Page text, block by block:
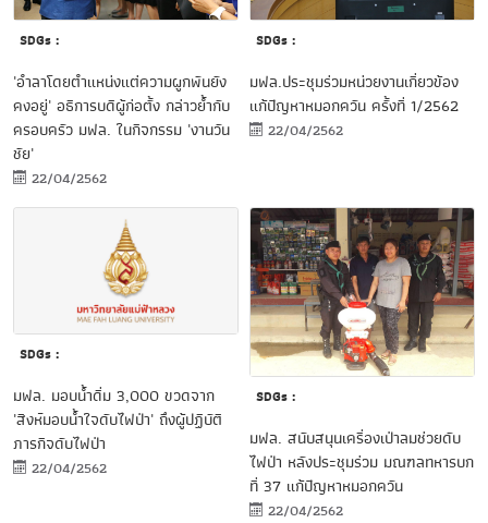
SDGs :
'อำลาโดยตำแหน่งแต่ความผูกพันยัง
คงอยู่' อธิการบดีผู้ก่อตั้ง กล่าวย้ำกับ
ครอบครัว มฟล. ในกิจกรรม 'งานวัน
ชัย'
22/04/2562
SDGs :
มฟล.ประชุมร่วมหน่วยงานเกี่ยวข้อง
แก้ปัญหาหมอกควัน ครั้งที่ 1/2562
22/04/2562
SDGs :
มฟล. มอบน้ำดื่ม 3,000 ขวดจาก
'สิงห์มอบน้ำใจดับไฟป่า' ถึงผู้ปฏิบัติ
ภารกิจดับไฟป่า
22/04/2562
SDGs :
มฟล. สนับสนุนเครื่องเป่าลมช่วยดับ
ไฟป่า หลังประชุมร่วม มณฑลทหารบก
ที่ 37 แก้ปัญหาหมอกควัน
22/04/2562